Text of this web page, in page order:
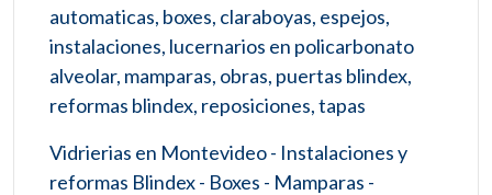
automaticas, boxes, claraboyas, espejos,
instalaciones, lucernarios en policarbonato
alveolar, mamparas, obras, puertas blindex,
reformas blindex, reposiciones, tapas
Vidrierias en Montevideo - Instalaciones y
reformas Blindex - Boxes - Mamparas -